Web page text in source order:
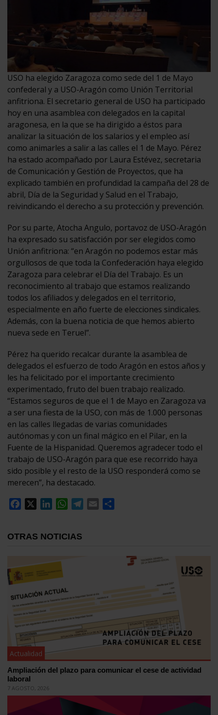
USO ha elegido Zaragoza como sede del 1 de Mayo
confederal y a USO-Aragón como Unión Territorial
anfitriona. El secretario general de USO ha participado
hoy en una asamblea con delegados en la capital
aragonesa, en la que se ha dirigido a éstos para
analizar la situación de los salarios y el empleo así
como animarles a salir a las calles el 1 de Mayo. Pérez
ha estado acompañado por Laura Estévez, secretaria
de Comunicación y Gestión de Proyectos, que ha
explicado también en profundidad la campaña del 28 de
abril, Día de la Seguridad y Salud en el Trabajo,
reivindicando el derecho a su protección y prevención.
Por su parte, Atocha Angulo, portavoz de USO-Aragón
ha expresado su satisfacción por ser elegidos como
Unión anfitriona: “en Aragón no podemos estar más
orgullosos de que toda la Confederación haya elegido
Zaragoza para celebrar el Día del Trabajo. Es un
reconocimiento al trabajo que estamos realizando
todos los afiliados y delegados en el territorio,
especialmente en año fuerte de elecciones sindicales.
Además, con la buena noticia de que hemos abierto
nueva sede en Teruel”.
Pérez ha querido recalcar durante la asamblea de
delegados el esfuerzo de todo Aragón en estos años y
les ha felicitado por el importante crecimiento
experimentado, fruto del buen trabajo realizado.
“Estamos seguros de que el 1 de Mayo en Zaragoza va
a ser una fiesta de la USO, con más de 1.000 personas
en las calles llegadas de varias comunidades
autónomas y con un final mágico en el Pilar, en la
Fuente de la Hispanidad. Queremos agradecer todo el
trabajo de USO-Aragón para que ese recorrido haya
sido posible y el resto de la USO responderá como se
merecen”, ha destacado.
Facebook
LinkedInWhatsApp
Telegram
Email
OTRAS NOTICIAS
Actualidad
Ampliación del plazo para comunicar el cese de actividad
laboral
7 AGOSTO, 2026